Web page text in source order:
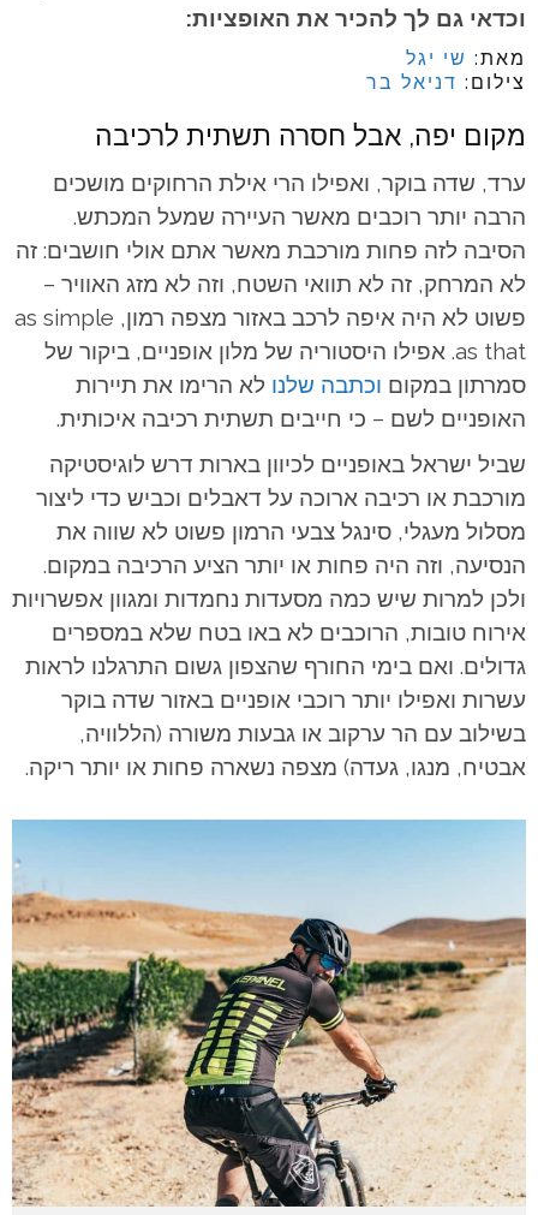
וכדאי גם לך להכיר את האופציות:
מאת: שי יגל
צילום: דניאל בר
מקום יפה, אבל חסרה תשתית לרכיבה
ערד, שדה בוקר, ואפילו הרי אילת הרחוקים מושכים
הרבה יותר רוכבים מאשר העיירה שמעל המכתש.
הסיבה לזה פחות מורכבת מאשר אתם אולי חושבים: זה
לא המרחק, זה לא תוואי השטח, וזה לא מזג האוויר –
פשוט לא היה איפה לרכב באזור מצפה רמון, as simple
as that. אפילו היסטוריה של מלון אופניים, ביקור של
סמרתון במקום וכתבה שלנו לא הרימו את תיירות
האופניים לשם – כי חייבים תשתית רכיבה איכותית.
שביל ישראל באופניים לכיוון בארות דרש לוגיסטיקה
מורכבת או רכיבה ארוכה על דאבלים וכביש כדי ליצור
מסלול מעגלי, סינגל צבעי הרמון פשוט לא שווה את
הנסיעה, וזה היה פחות או יותר הציע הרכיבה במקום.
ולכן למרות שיש כמה מסעדות נחמדות ומגוון אפשרויות
אירוח טובות, הרוכבים לא באו בטח שלא במספרים
גדולים. ואם בימי החורף שהצפון גשום התרגלנו לראות
עשרות ואפילו יותר רוכבי אופניים באזור שדה בוקר
בשילוב עם הר ערקוב או גבעות משורה (הללוויה,
אבטיח, מנגו, געדה) מצפה נשארה פחות או יותר ריקה.